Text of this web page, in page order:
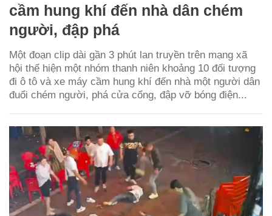
cầm hung khí đến nhà dân chém
người, đập phá
Một đoạn clip dài gần 3 phút lan truyền trên mạng xã
hội thể hiện một nhóm thanh niên khoảng 10 đối tượng
đi ô tô và xe máy cầm hung khí đến nhà một người dân
đuổi chém người, phá cửa cổng, đập vỡ bóng điện...